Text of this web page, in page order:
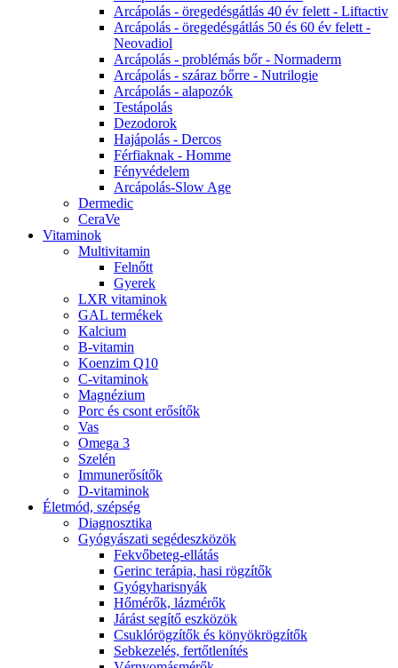
Arcápolás - öregedésgátlás 40 év felett - Liftactiv
Arcápolás - öregedésgátlás 50 és 60 év felett -
Neovadiol
Arcápolás - problémás bőr - Normaderm
Arcápolás - száraz bőrre - Nutrilogie
Arcápolás - alapozók
Testápolás
Dezodorok
Hajápolás - Dercos
Férfiaknak - Homme
Fényvédelem
Arcápolás-Slow Age
Dermedic
CeraVe
Vitaminok
Multivitamin
Felnőtt
Gyerek
LXR vitaminok
GAL termékek
Kalcium
B-vitamin
Koenzim Q10
C-vitaminok
Magnézium
Porc és csont erősítők
Vas
Omega 3
Szelén
Immunerősítők
D-vitaminok
Életmód, szépség
Diagnosztika
Gyógyászati segédeszközök
Fekvőbeteg-ellátás
Gerinc terápia, hasi rögzítők
Gyógyharisnyák
Hőmérők, lázmérők
Járást segítő eszközök
Csuklórögzítők és könyökrögzítők
Sebkezelés, fertőtlenítés